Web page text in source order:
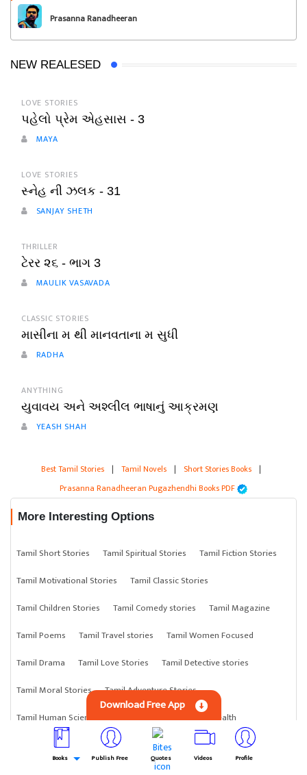
Prasanna Ranadheeran
Pugazhendhi
NEW REALESED
LOVE STORIES
પહેલો પ્રેમ એહસાસ - 3
MAYA
LOVE STORIES
સ્નેહ ની ઝલક - 31
SANJAY SHETH
THRILLER
ટેરર ૨૬ - ભાગ 3
MAULIK VASAVADA
CLASSIC STORIES
માસીના મ થી માનવતાના મ સુધી
RADHA
ANYTHING
યુવાવય અને અશ્લીલ ભાષાનું આક્રમણ
YEASH SHAH
Best Tamil Stories | Tamil Novels | Short Stories Books |
Prasanna Ranadheeran Pugazhendhi Books PDF
More Interesting Options
Tamil Short Stories Tamil Spiritual Stories
Tamil Fiction Stories
Tamil Motivational Stories
Tamil Classic Stories
Tamil Children Stories
Tamil Comedy stories
Tamil Magazine
Tamil Poems
Tamil Travel stories
Tamil Women Focused
Tamil Drama
Tamil Love Stories
Tamil Detective stories
Tamil Moral Stories
Tamil Adventure Stories
Tamil Human Science
Tamil Philosophy
Tamil Health
Tamil Biography
Tamil Cooking Recipe
Tamil Letter
Download Free App
Books Publish Free Quotes Videos Profile